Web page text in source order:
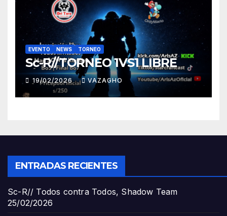
EVENTO NEWS TORNEO
Sc-R//TORNEO 1VS1 LIBRE
19/02/2026 VAZAGHO
ENTRADAS RECIENTES
Sc-R// Todos contra Todos, Shadow Team
25/02/2026